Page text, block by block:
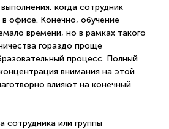
когда сотрудник
в офисе. Конечно, обучение
времени, но в рамках такого
гораздо проще
процесс. Полный
внимания на этой
влияют на конечный
сотрудника или группы